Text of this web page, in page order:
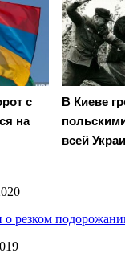
с
на
В Киеве
всей
резком